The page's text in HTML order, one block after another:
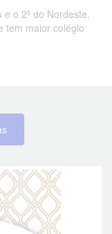
o 2º do Nordeste.
tem maior colégio